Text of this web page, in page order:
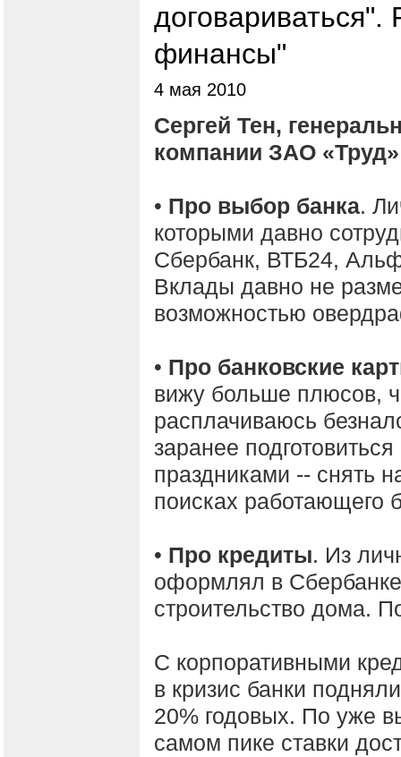
финансы"
4 мая 2010
Сергей Тен,
компании ЗАО «Труд»
• Про выбор банка.
которыми давно
Сбербанк, ВТБ24,
Вклады давно не
возможностью
• Про банковские
вижу больше плюсов,
расплачиваюсь
заранее
праздниками -- снять
поисках работающего
• Про кредиты. Из
оформлял в
строительство дома.
С корпоративными
в кризис банки
20% годовых. По уже
самом пике ставки